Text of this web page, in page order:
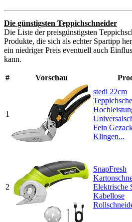
Die günstigsten Teppichschneider
Die Liste der preisgünstigsten
Produkte, die sich als echter Spartipp
ein niedriger Preis eventuell auch
kann.
# Vorschau
1
stedi 22cm
Fein
Klingen...
2
SnapFresh
Elektrische
Kabellose